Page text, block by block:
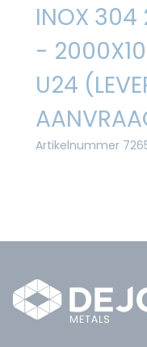
INOX 304
-
U24
Artikelnummer